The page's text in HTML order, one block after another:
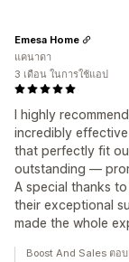
I highly
incredibly
that perfectly fit
outstanding —
A special thanks
their exceptional
made the whole
Emesa Home
แคนาดา
3 เดือน ในการใช้แอป
Boost And Sales ตอ